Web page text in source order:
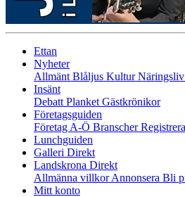
Ettan
Nyheter
Allmänt Blåljus KulturNäringsliv
Insänt
Debatt Planket Gästkrönikor
Företagsguiden
Företag A-Ö Branscher
Lunchguiden
Galleri Direkt
Landskrona Direkt
Allmänna villkorAnnonsera Bli
Mitt konto